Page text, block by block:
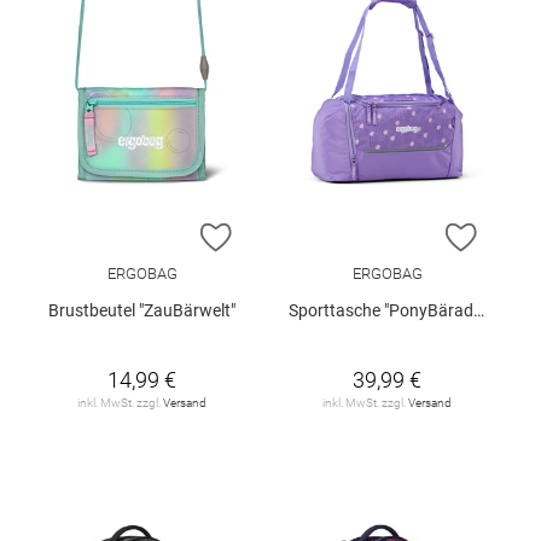
ZUR WUNSCHLISTE HINZUFÜGEN
ERGOBAG
Brustbeutel "ZauBärwelt"
14,99 €
inkl. MwSt. zzgl. Versand
ZUR
ERGOBAG
Sporttasche "PonyBäradies"
39,99 €
inkl. MwSt. zzgl. Versand